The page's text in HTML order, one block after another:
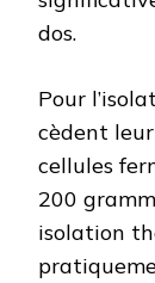
dos.
Pour
cèdent
cellules
200
isolation